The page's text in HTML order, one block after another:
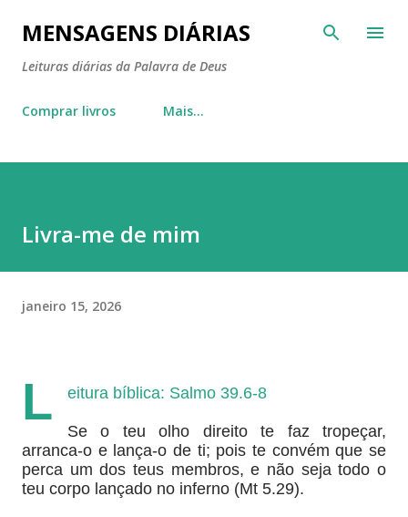
Pular para o conteúdo principal
MENSAGENS DIÁRIAS
Leituras diárias da Palavra de Deus
Comprar livros Mais…
Livra-me de mim
janeiro 15, 2026
L eitura bíblica: Salmo 39.6-8
Se o teu olho direito te faz tropeçar,
arranca-o e lança-o de ti; pois te convém que se
perca um dos teus membros, e não seja todo o
teu corpo lançado no inferno (Mt 5.29).